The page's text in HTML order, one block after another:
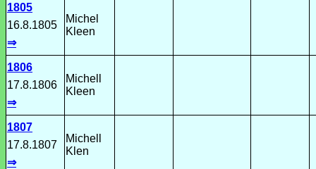
1805
16.8.1805
⇒
Michel
Kleen
1806
17.8.1806
⇒
Michell
Kleen
1807
17.8.1807
⇒
Michell
Klen